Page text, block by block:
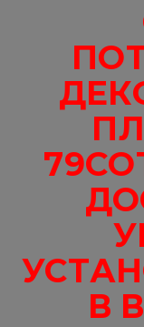
В